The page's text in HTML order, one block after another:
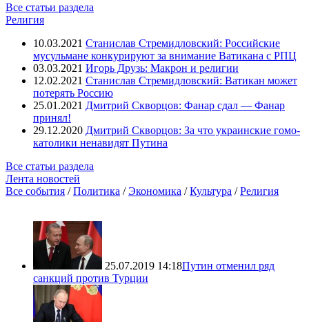
Все статьи раздела
Религия
10.03.2021 Станислав Стремидловский: Российские
мусульмане конкурируют за внимание Ватикана с РПЦ
03.03.2021 Игорь Друзь: Макрон и религии
12.02.2021 Станислав Стремидловский: Ватикан может
потерять Россию
25.01.2021 Дмитрий Скворцов: Фанар сдал — Фанар
принял!
29.12.2020 Дмитрий Скворцов: За что украинские гомо-
католики ненавидят Путина
Все статьи раздела
Лента новостей
Все события /Политика /Экономика /Культура /Религия
25.07.2019 14:18Путин отменил ряд
санкций против Турции